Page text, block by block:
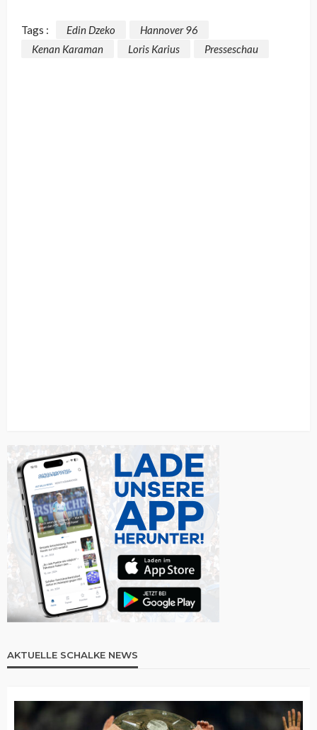
Tags : Edin Dzeko
Hannover 96
Kenan Karaman
Loris Karius Presseschau
AKTUELLE SCHALKE NEWS